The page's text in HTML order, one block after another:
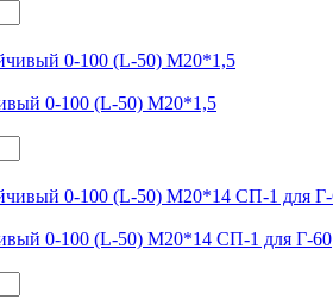
0-100 (L-50) М20*1,5
0-100 (L-50) М20*14 СП-1 для Г-60